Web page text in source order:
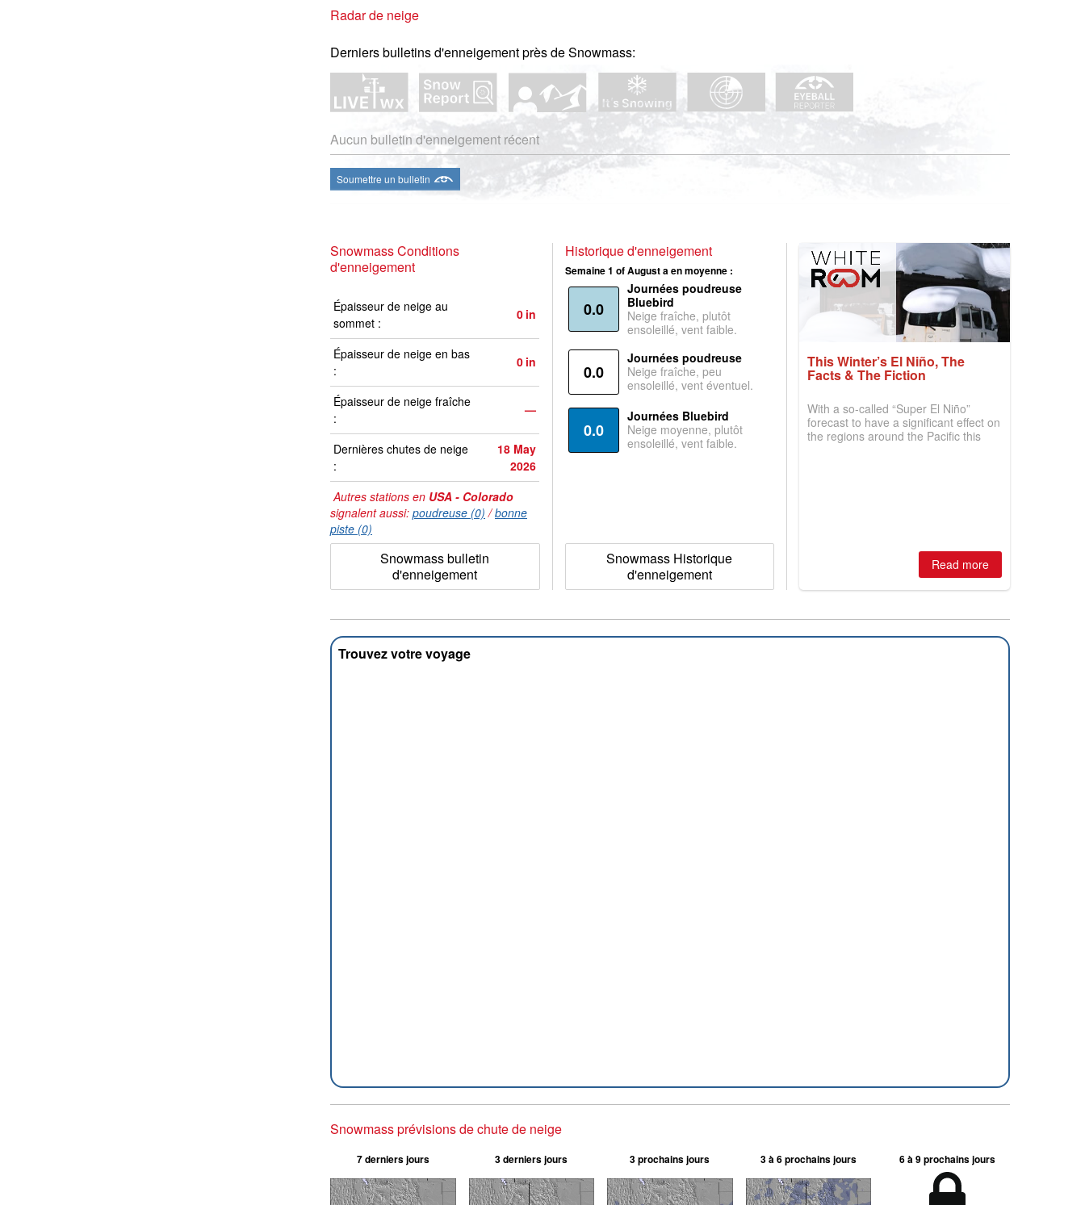
Radar de neige
Derniers bulletins d'enneigement près de Snowmass:
Aucun bulletin d'enneigement récent
Soumettre un bulletin
Snowmass Conditions
d'enneigement
Épaisseur de neige au
sommet :
0 in
Épaisseur de neige en bas
:
0 in
Épaisseur de neige fraîche
:
—
Dernières chutes de neige
:
18 May
2026
Autres stations en USA - Colorado
signalent aussi: poudreuse (0) /bonne
piste (0)
Snowmass bulletin
d'enneigement
Historique d'enneigement
Semaine 1 of August a en moyenne :
0.0
Journées poudreuse
Bluebird
Neige fraîche, plutôt
ensoleillé, vent faible.
0.0
Journées poudreuse
Neige fraîche, peu
ensoleillé, vent éventuel.
0.0
Journées Bluebird
Neige moyenne, plutôt
ensoleillé, vent faible.
Snowmass Historique
d'enneigement
This Winter’s El Niño, The
Facts & The Fiction
With a so-called “Super El Niño”
forecast to have a significant effect on
the regions around the Pacific this
Read more
Trouvez votre voyage
Snowmass prévisions de chute de neige
7 derniers jours 3 derniers jours 3 prochains jours 3 à 6 prochains jours 6 à 9 prochains jours